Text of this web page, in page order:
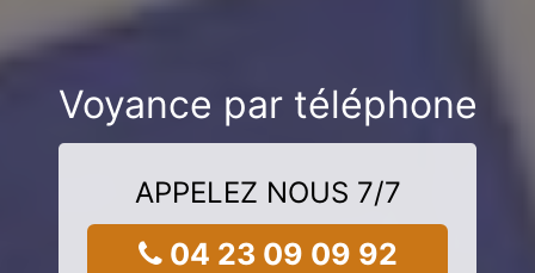
Voyance par téléphone
APPELEZ NOUS 7/7
04 23 09 09 92